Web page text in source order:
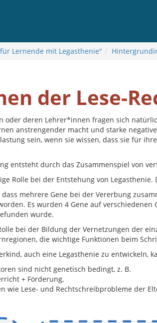
Lernende mit Legasthenie"
der Lese-
oder deren Lehrer*innen fragen sich
anstrengender macht und starke
sein, wenn sie wissen, dass sie für
entsteht durch das Zusammenspiel von
Rolle bei der Entstehung von
dass mehrere Gene bei der Vererbung
Es wurden 4 Gene auf
wurde.
bei der Bildung der Vernetzungen der
die wichtige Funktionen beim
auch eine Legasthenie zu entwickeln,
sind nicht genetisch bedingt, z. B.
+ Förderung,
wie Lese- und Rechtschreibprobleme der